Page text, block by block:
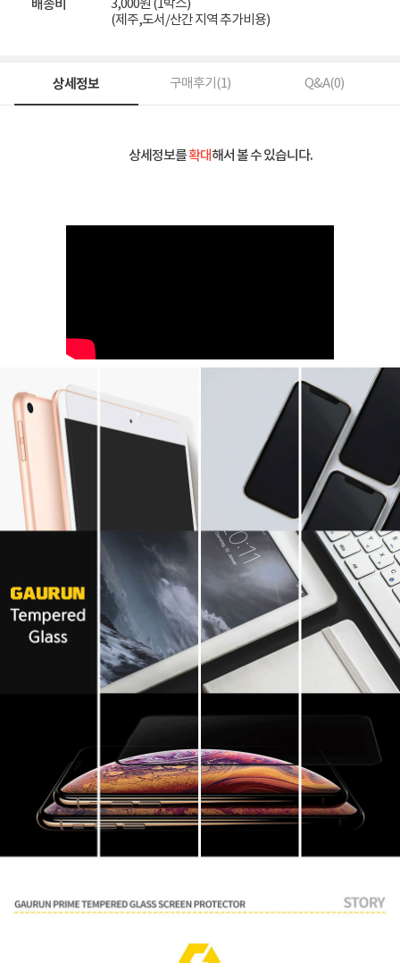
배송비
3,000원 (1박스)
(제주,도서/산간 지역 추가비용)
상세정보 구매후기(1) Q&A(0)
상세정보를확대해서 볼 수 있습니다.